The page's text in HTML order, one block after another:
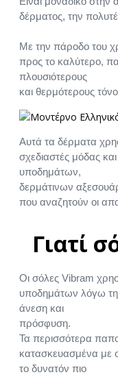
δέρματος, την
Με την πάροδο του
προς το καλύτερο,
πλουσιότερους
και θερμότερους
Αυτά τα δέρματα
σχεδιαστές μόδας
υποδημάτων,
δερμάτινων
που αναζητούν οι
Γιατί
Οι σόλες Vibram
υποδημάτων λόγω
άνεση και
πρόσφυση.
Τα περισσότερα
κατασκευασμένα με
το δυνατόν πιο